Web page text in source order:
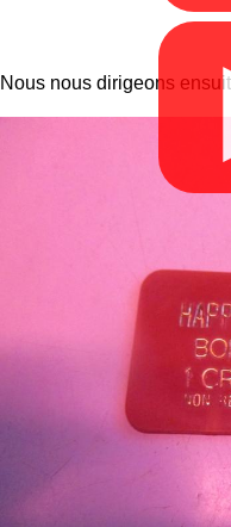
Nous nous dirigeons